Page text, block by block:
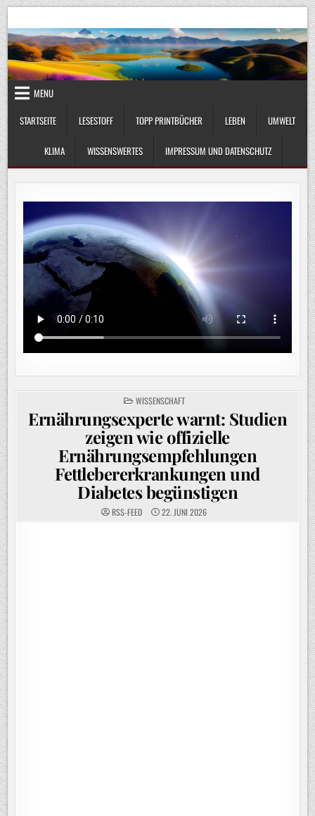
Skip
to
content
UmweltKlima.com
MENU
STARTSEITE
LESESTOFF TOPP PRINTBÜCHER LEBEN UMWELT
KLIMA WISSENSWERTES IMPRESSUM UND DATENSCHUTZ
POSTED
IN
WISSENSCHAFT
Ernährungsexperte warnt: Studien
zeigen wie offizielle
Ernährungsempfehlungen
Fettlebererkrankungen und
Diabetes begünstigen
RSS-FEED 22. JUNI 2026